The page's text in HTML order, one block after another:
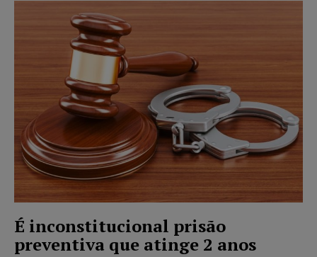
É inconstitucional prisão
preventiva que atinge 2 anos